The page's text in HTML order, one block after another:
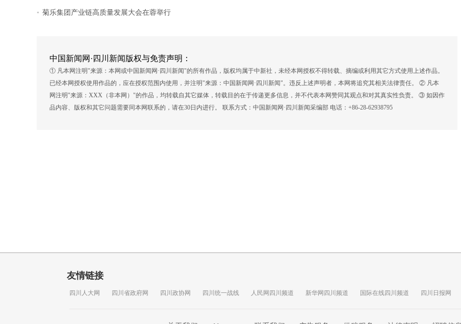
. 菊乐集团产业链高质量发展大会在蓉举行
中国新闻网·四川新闻版权与免责声明：
① 凡本网注明"来源：本网或中国新闻网·四川新闻"的所有作品，版权均属于中新社，未经本网授权不得转载、摘编或利用其它方式使用上述作品。
已经本网授权使用作品的，应在授权范围内使用，并注明"来源：中国新闻网·四川新闻"。违反上述声明者，本网将追究其相关法律责任。 ② 凡本
网注明"来源：XXX（非本网）"的作品，均转载自其它媒体，转载目的在于传递更多信息，并不代表本网赞同其观点和对其真实性负责。 ③ 如因作
品内容、版权和其它问题需要同本网联系的，请在30日内进行。 联系方式：中国新闻网·四川新闻采编部 电话：+86-28-62938795
友情链接
四川人大网 四川省政府网 四川政协网 四川统一战线 人民网四川频道 新华网四川频道 国际在线四川频道 四川日报网